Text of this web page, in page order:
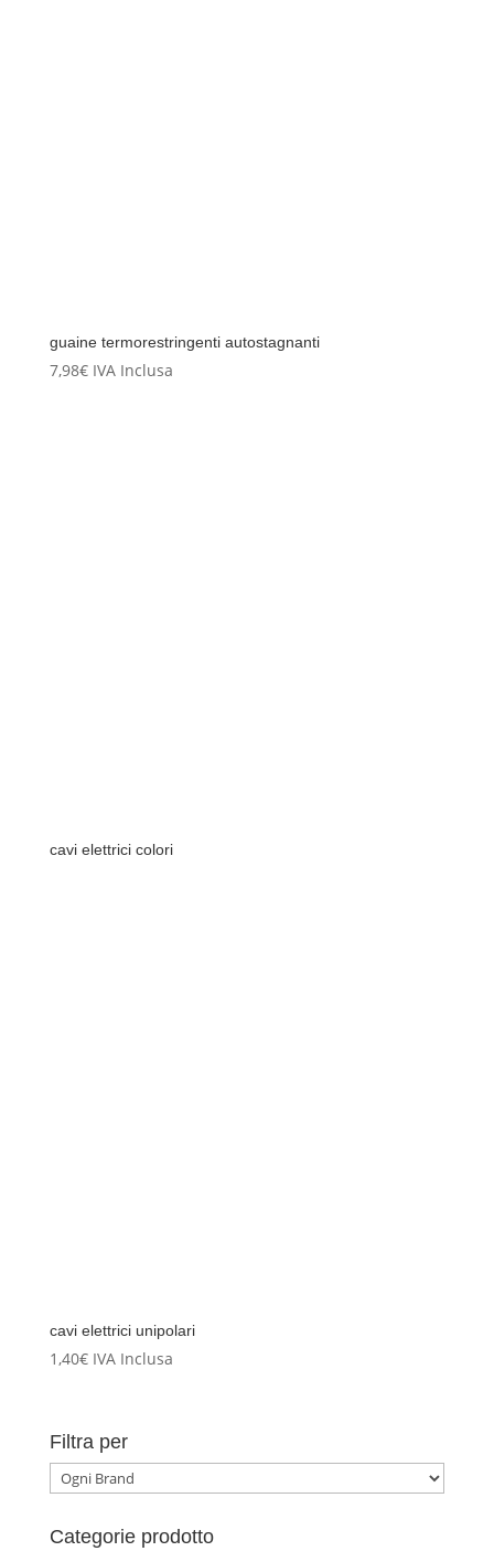
guaine termorestringenti autostagnanti
7,98€ IVA Inclusa
cavi elettrici colori
cavi elettrici unipolari
1,40€ IVA Inclusa
Filtra per
Categorie prodotto